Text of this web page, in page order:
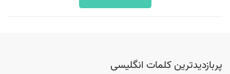
پربازدیدترین کلمات انگلیسی